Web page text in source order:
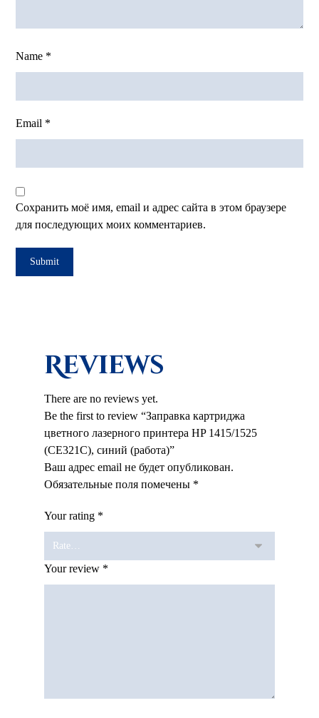
Name *
Email *
Сохранить моё имя, email и адрес сайта в этом браузере
для последующих моих комментариев.
Reviews
There are no reviews yet.
Be the first to review “Заправка картриджа
цветного лазерного принтера HP 1415/1525
(CE321C), синий (работа)”
Ваш адрес email не будет опубликован.
Обязательные поля помечены *
Your rating *
Your review *